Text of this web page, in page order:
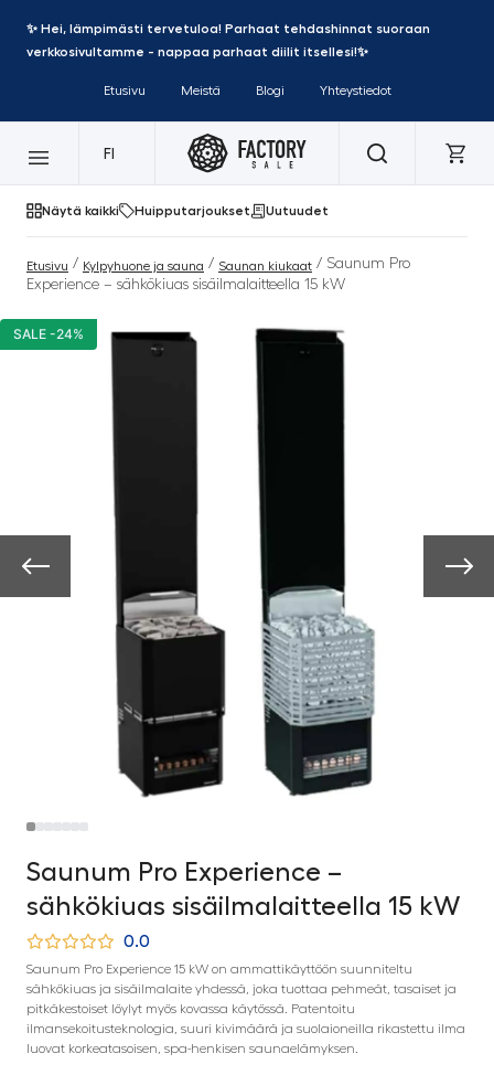
✨ Hei, lämpimästi tervetuloa! Parhaat tehdashinnat suoraan
verkkosivultamme - nappaa parhaat diilit itsellesi!✨
Etusivu Meistä Blogi Yhteystiedot
FI
Näytä kaikki Huipputarjoukset Uutuudet
Etusivu / Kylpyhuone ja sauna / Saunan kiukaat / Saunum Pro
Experience – sähkökiuas sisäilmalaitteella 15 kW
SALE -24%
Saunum Pro Experience –
sähkökiuas sisäilmalaitteella 15 kW
0.0
Saunum Pro Experience 15 kW on ammattikäyttöön suunniteltu
sähkökiuas ja sisäilmalaite yhdessä, joka tuottaa pehmeät, tasaiset ja
pitkäkestoiset löylyt myös kovassa käytössä. Patentoitu
ilmansekoitusteknologia, suuri kivimäärä ja suolaioneilla rikastettu ilma
luovat korkeatasoisen, spa-henkisen saunaelämyksen.